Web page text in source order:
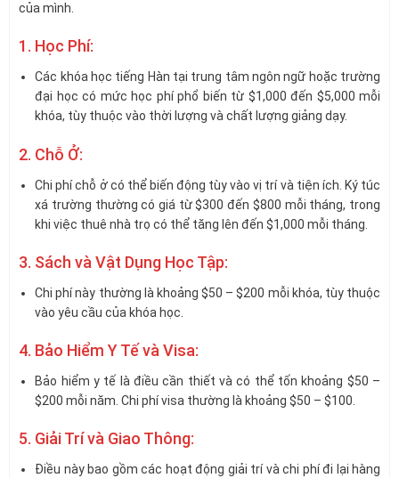
của mình.
1. Học Phí:
Các khóa học tiếng Hàn tại trung tâm ngôn ngữ hoặc trường
đại học có mức học phí phổ biến từ $1,000 đến $5,000 mỗi
khóa, tùy thuộc vào thời lượng và chất lượng giảng dạy.
2. Chỗ Ở:
Chi phí chỗ ở có thể biến động tùy vào vị trí và tiện ích. Ký túc
xá trường thường có giá từ $300 đến $800 mỗi tháng, trong
khi việc thuê nhà trọ có thể tăng lên đến $1,000 mỗi tháng.
3. Sách và Vật Dụng Học Tập:
Chi phí này thường là khoảng $50 – $200 mỗi khóa, tùy thuộc
vào yêu cầu của khóa học.
4. Bảo Hiểm Y Tế và Visa:
Bảo hiểm y tế là điều cần thiết và có thể tốn khoảng $50 –
$200 mỗi năm. Chi phí visa thường là khoảng $50 – $100.
5. Giải Trí và Giao Thông:
Điều này bao gồm các hoạt động giải trí và chi phí đi lại hàng